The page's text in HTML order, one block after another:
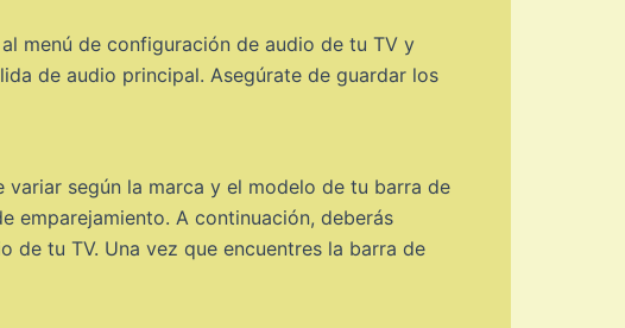
menú de configuración de audio de tu TV y
de audio principal. Asegúrate de guardar los
según la marca y el modelo de tu barra de
emparejamiento. A continuación, deberás
tu TV. Una vez que encuentres la barra de